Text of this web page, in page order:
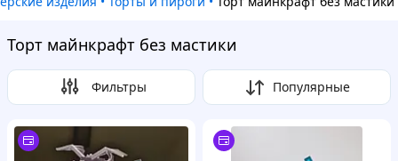
Торт майнкрафт без мастики
Фильтры Популярные